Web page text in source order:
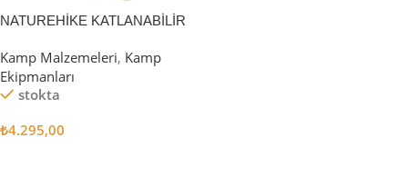
NATUREHİKE KATLANABİLİR
Kamp Malzemeleri, Kamp
Ekipmanları
stokta
₺4.295,00